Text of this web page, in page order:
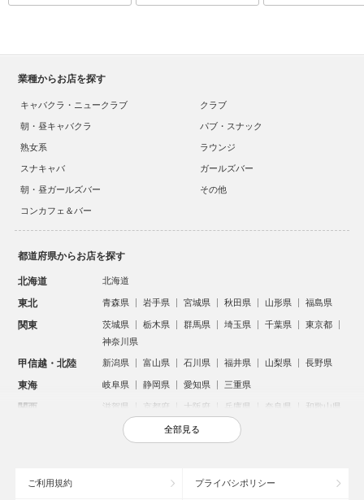
業種からお店を探す
キャバクラ・ニュークラブ
クラブ
朝・昼キャバクラ
パブ・スナック
熟女系
ラウンジ
スナキャバ
ガールズバー
朝・昼ガールズバー
その他
コンカフェ＆バー
都道府県からお店を探す
北海道 北海道
東北 青森県 岩手県 宮城県 秋田県 山形県 福島県
関東 茨城県 栃木県 群馬県 埼玉県 千葉県
東京都
神奈川県
甲信越・北陸 新潟県 富山県 石川県 福井県 山梨県 長野県
東海 岐阜県 静岡県 愛知県 三重県
関西 滋賀県 京都府 大阪府 兵庫県 奈良県 和歌山県
鳥取県 島根県 岡山県 広島県
沖縄県
全部見る
ご利用規約 プライバシポリシー